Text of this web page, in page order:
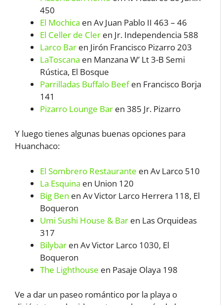
450
El Mochica en Av Juan Pablo II 463 – 46
El Celler de Cler en Jr. Independencia 588
Larco Bar en Jirón Francisco Pizarro 203
LaToscana en Manzana W’ Lt 3-B Semi
Rústica, El Bosque
Parrilladas Buffalo Beefen Francisco Borja
141
Pizarro Lounge Bar en 385 Jr. Pizarro
Y luego tienes algunas buenas opciones para
Huanchaco:
El Sombrero Restaurante en Av Larco 510
La Esquina en Union 120
Big Ben en Av Victor Larco Herrera 118, El
Boqueron
Umi Sushi House & Bar en Las Orquideas
317
Bilybar en Av Victor Larco 1030, El
Boqueron
The Lighthouse en Pasaje Olaya 198
Ve a dar un paseo romántico por la playa o